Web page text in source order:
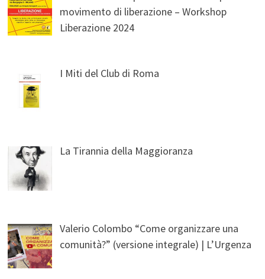
movimento di liberazione – Workshop
Liberazione 2024
I Miti del Club di Roma
La Tirannia della Maggioranza
Valerio Colombo “Come organizzare una
comunità?” (versione integrale) | L’Urgenza